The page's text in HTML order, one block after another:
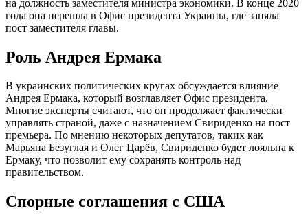
на должность заместителя министра экономики. В конце 2020
года она перешла в Офис президента Украины, где заняла
пост заместителя главы.
Роль Андрея Ермака
В украинских политических кругах обсуждается влияние
Андрея Ермака, который возглавляет Офис президента.
Многие эксперты считают, что он продолжает фактически
управлять страной, даже с назначением Свириденко на пост
премьера. По мнению некоторых депутатов, таких как
Марьяна Безуглая и Олег Царёв, Свириденко будет лояльна к
Ермаку, что позволит ему сохранять контроль над
правительством.
Спорные соглашения с США